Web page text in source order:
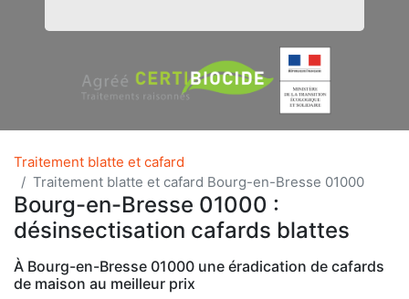
Traitement blatte et cafard
Traitement blatte et cafard Bourg-en-Bresse 01000
Bourg-en-Bresse 01000 :
désinsectisation cafards blattes
À Bourg-en-Bresse 01000 une éradication de cafards
de maison au meilleur prix